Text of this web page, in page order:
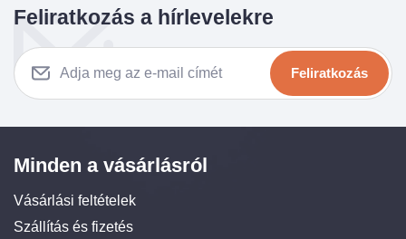
Feliratkozás a hírlevelekre
Feliratkozás
Minden a vásárlásról
Vásárlási feltételek
Szállítás és fizetés